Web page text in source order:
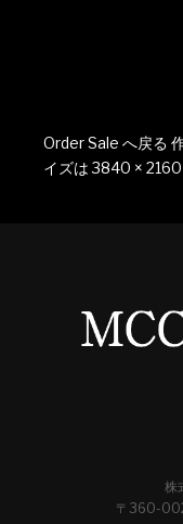
Order Sale へ戻る
イズは3840 × 2160
株
〒360-